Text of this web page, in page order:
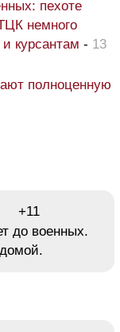
пехоте
немного
курсантам - 13
полноценную
+11
до военных.